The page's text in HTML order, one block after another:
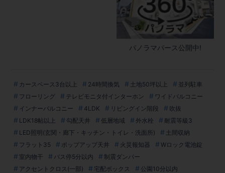
カースペース3台以上 24時間換気 土地50坪以上
並列駐車
フローリング
テレビモニタ付インターホン
ワイドバルコニー
インナーバルコニー
4LDK リビングイン階段
吹抜
LDK18帖以上
勾配天井 低層地域 外水栓
耐震等級3
LED照明(玄関・廊下・キッチン・トイレ・洗面所)
土間収納
フラット35
ポップアップ天井 火災報知器
Wロック電池錠
室内物干
バス停5分以内
制震ダンパー
アクセントクロス(一部)
宅配ボックス
公園10分以内
パノラマパース公開中!